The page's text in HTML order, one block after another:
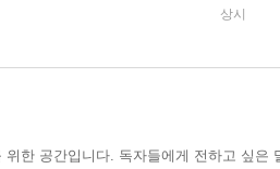
상시
위한 공간입니다. 독자들에게 전하고 싶은